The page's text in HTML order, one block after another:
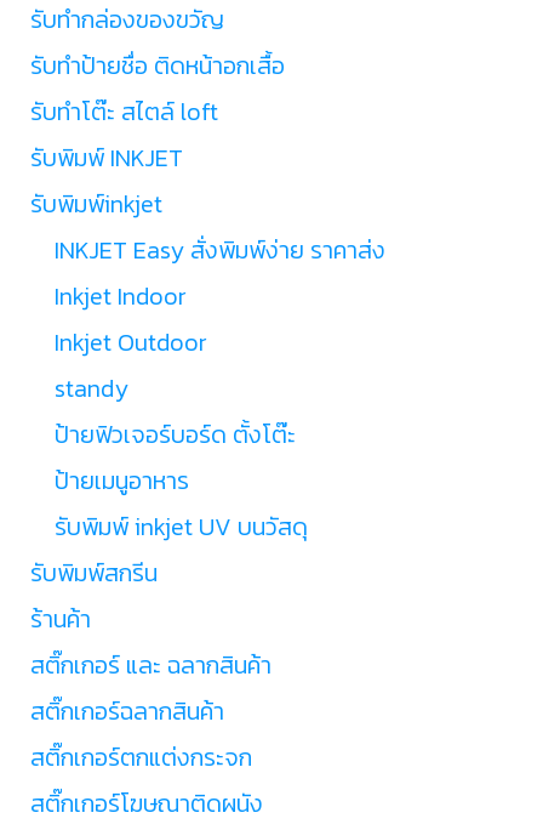
รับทำกล่องของขวัญ
รับทำป้ายชื่อ ติดหน้าอกเสื้อ
รับทำโต๊ะ สไตล์ loft
รับพิมพ์ INKJET
รับพิมพ์inkjet
INKJET Easy สั่งพิมพ์ง่าย ราคาส่ง
Inkjet Indoor
Inkjet Outdoor
standy
ป้ายฟิวเจอร์บอร์ด ตั้งโต๊ะ
ป้ายเมนูอาหาร
รับพิมพ์ inkjet UV บนวัสดุ
รับพิมพ์สกรีน
ร้านค้า
สติ๊กเกอร์ และ ฉลากสินค้า
สติ๊กเกอร์ฉลากสินค้า
สติ๊กเกอร์ตกแต่งกระจก
สติ๊กเกอร์โฆษณาติดผนัง